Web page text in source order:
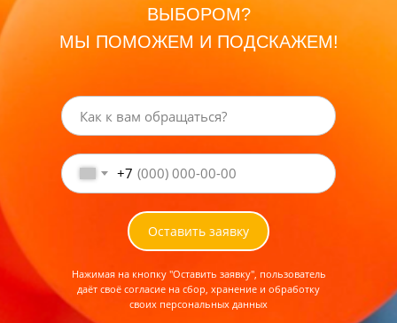
ВЫБОРОМ?
МЫ ПОМОЖЕМ И ПОДСКАЖЕМ!
+7
Оставить заявку
Нажимая на кнопку "Оставить заявку", пользователь
даёт своё согласие на сбор, хранение и обработку
своих персональных данных